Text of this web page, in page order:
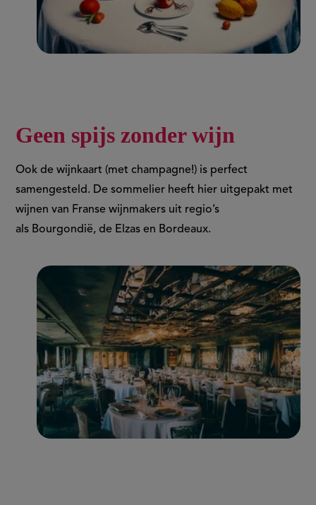
Geen spijs zonder wijn
Ook de wijnkaart (met champagne!) is perfect
samengesteld. De sommelier heeft hier uitgepakt met
wijnen van Franse wijnmakers uit regio’s
als Bourgondië, de Elzas en Bordeaux.